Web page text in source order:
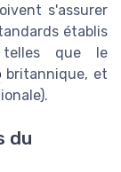
s'assurer
établis
telles que le
britannique, et
du